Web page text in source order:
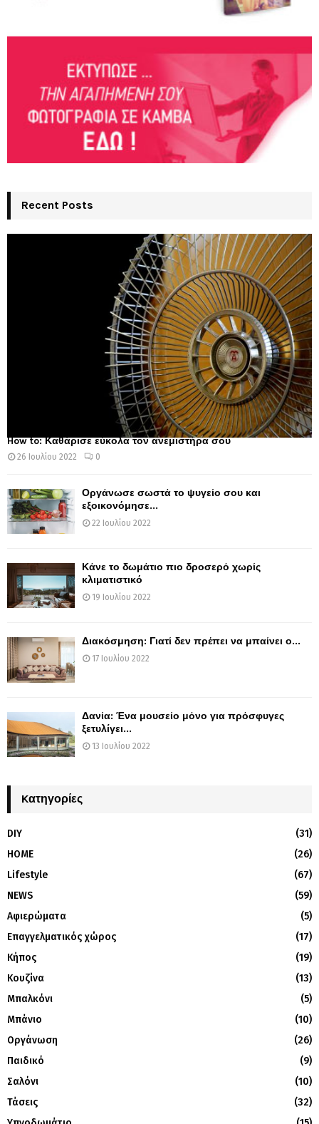
Recent Posts
How to: Καθάρισε εύκολα τον ανεμιστήρα σου
26 Ιουλίου 2022 0
Οργάνωσε σωστά το ψυγείο σου και
εξοικονόμησε...
22 Ιουλίου 2022
Κάνε το δωμάτιο πιο δροσερό χωρίς
κλιματιστικό
19 Ιουλίου 2022
Διακόσμηση: Γιατί δεν πρέπει να μπαίνει ο...
17 Ιουλίου 2022
Δανία: Ένα μουσείο μόνο για πρόσφυγες
ξετυλίγει...
13 Ιουλίου 2022
Kατηγορίες
DIY
(31)
HOME
(26)
Lifestyle
(67)
NEWS
(59)
Αφιερώματα
(5)
Επαγγελματικός χώρος
(17)
Κήπος
(19)
Κουζίνα
(13)
Μπαλκόνι
(5)
Μπάνιο
(10)
Οργάνωση
(26)
Παιδικό
(9)
Σαλόνι
(10)
Τάσεις
(32)